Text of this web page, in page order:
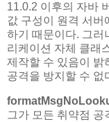
11.0.2 이후의 자바
값 구성이 원격 서버
하기 때문이다. 그러
리케이션 자체 클래
제작할 수 있음이 밝
공격을 방지할 수 없
그가 모든 취약점